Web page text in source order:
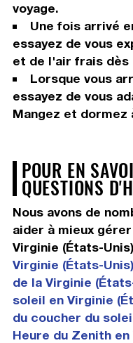
voyage.
Une fois arrivé
essayez de vous
et de l'air frais dès
Lorsque vous
essayez de vous
Mangez et dormez
POUR EN
QUESTIONS
Nous avons de
aider à mieux
Virginie (États-Unis)
Virginie (États-Unis)
de la Virginie
soleil en Virginie
du coucher du
Heure du Zenith